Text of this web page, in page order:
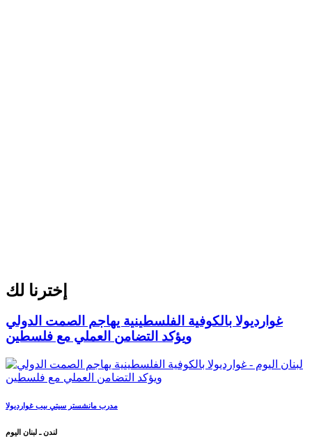
إخترنا لك
غوارديولا بالكوفية الفلسطينية يهاجم الصمت الدولي
ويؤكد التضامن العملي مع فلسطين
مدرب مانشستر سيتي بيب غوارديولا
لندن ـ لبنان اليوم